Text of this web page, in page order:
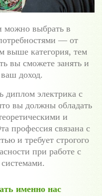
можно выбрать в
— от
выше категория, тем
вы сможете занять и
доход.
электрика с
вы должны обладать
и
профессия связана с
и требует строгого
при работе с
именно нас